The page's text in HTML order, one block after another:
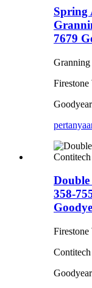
Spring
7679
358-